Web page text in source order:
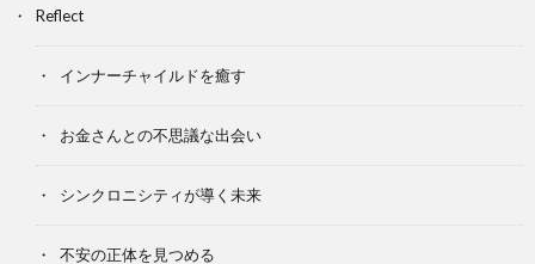
Reflect
インナーチャイルドを癒す
お金さんとの不思議な出会い
シンクロニシティが導く未来
不安の正体を見つめる